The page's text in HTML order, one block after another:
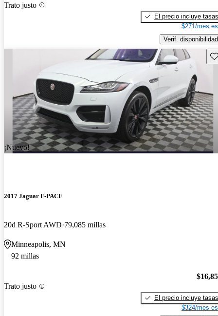
Trato justo
El precio incluye tasas
$271/mes
Verif. disponibilidad
¡Nuevo!
2017 Jaguar F-PACE
20d R-Sport AWD 79,085 millas
Minneapolis, MN
92 millas
Trato justo
El precio incluye tasas
$324/mes